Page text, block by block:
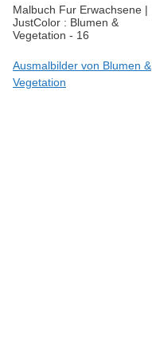
Malbuch Fur Erwachsene |
JustColor : Blumen &
Vegetation - 16
Ausmalbilder von Blumen &
Vegetation